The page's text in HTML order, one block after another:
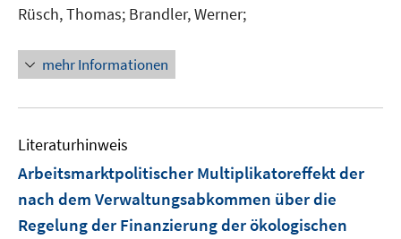
Rüsch, Thomas; Brandler, Werner;
mehr Informationen
Literaturhinweis
Arbeitsmarktpolitischer Multiplikatoreffekt der
nach dem Verwaltungsabkommen über die
Regelung der Finanzierung der ökologischen